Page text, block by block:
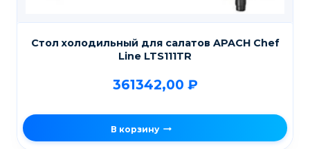
Стол холодильный для салатов APACH Chef
Line LTS111TR
361342,00 ₽
В корзину